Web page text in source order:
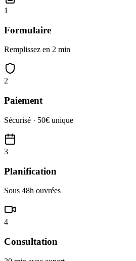
1
Formulaire
Remplissez en 2 min
2
Paiement
Sécurisé · 50€ unique
3
Planification
Sous 48h ouvrées
4
Consultation